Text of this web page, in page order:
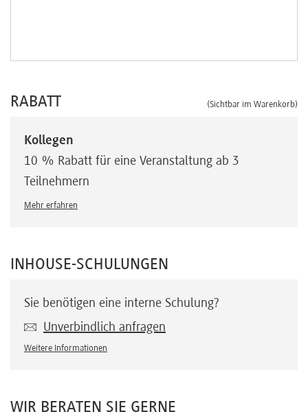
RABATT (Sichtbar im Warenkorb)
Kollegen
10 % Rabatt für eine Veranstaltung ab 3
Teilnehmern
Mehr erfahren
INHOUSE-SCHULUNGEN
Sie benötigen eine interne Schulung?
Unverbindlich anfragen
Weitere Informationen
WIR BERATEN SIE GERNE